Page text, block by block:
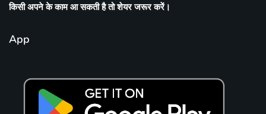
किसी अपने के काम आ सकती है तो शेयर जरूर करें।
App